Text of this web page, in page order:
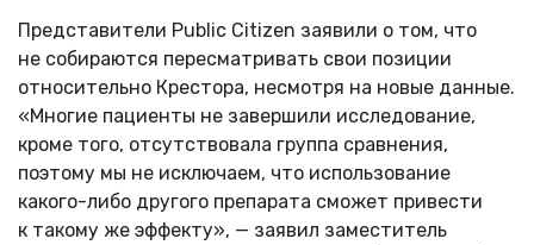
Представители Public Citizen заявили о том, что
не собираются пересматривать свои позиции
относительно Крестора, несмотря на новые данные.
«Многие пациенты не завершили исследование,
кроме того, отсутствовала группа сравнения,
поэтому мы не исключаем, что использование
какого-либо другого препарата сможет привести
к такому же эффекту», — заявил заместитель